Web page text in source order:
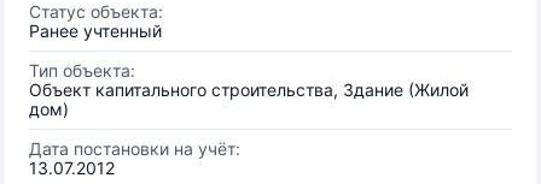
Статус объекта:
Ранее учтенный
Тип объекта:
Объект капитального строительства, Здание (Жилой
дом)
Дата постановки на учёт:
13.07.2012